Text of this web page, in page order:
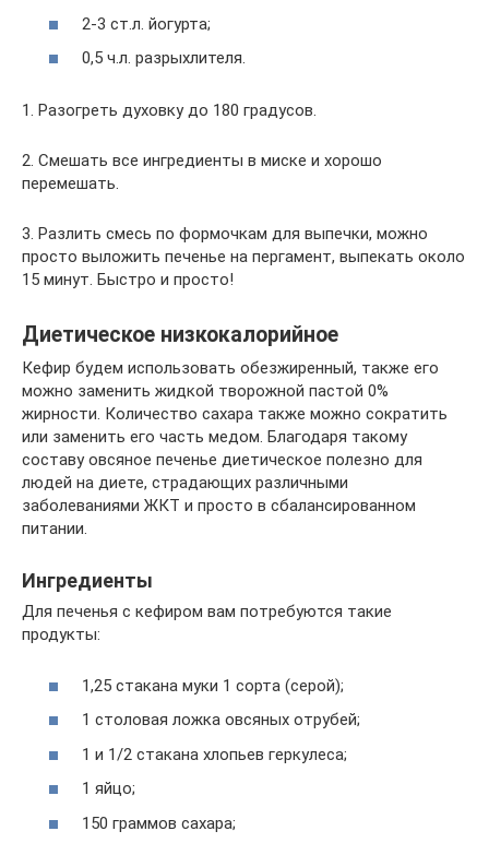
2-3 ст.л. йогурта;
0,5 ч.л. разрыхлителя.
1. Разогреть духовку до 180 градусов.
2. Смешать все ингредиенты в миске и хорошо
перемешать.
3. Разлить смесь по формочкам для выпечки, можно
просто выложить печенье на пергамент, выпекать около
15 минут. Быстро и просто!
Диетическое низкокалорийное
Кефир будем использовать обезжиренный, также его
можно заменить жидкой творожной пастой 0%
жирности. Количество сахара также можно сократить
или заменить его часть медом. Благодаря такому
составу овсяное печенье диетическое полезно для
людей на диете, страдающих различными
заболеваниями ЖКТ и просто в сбалансированном
питании.
Ингредиенты
Для печенья с кефиром вам потребуются такие
продукты:
1,25 стакана муки 1 сорта (серой);
1 столовая ложка овсяных отрубей;
1 и 1/2 стакана хлопьев геркулеса;
1 яйцо;
150 граммов сахара;